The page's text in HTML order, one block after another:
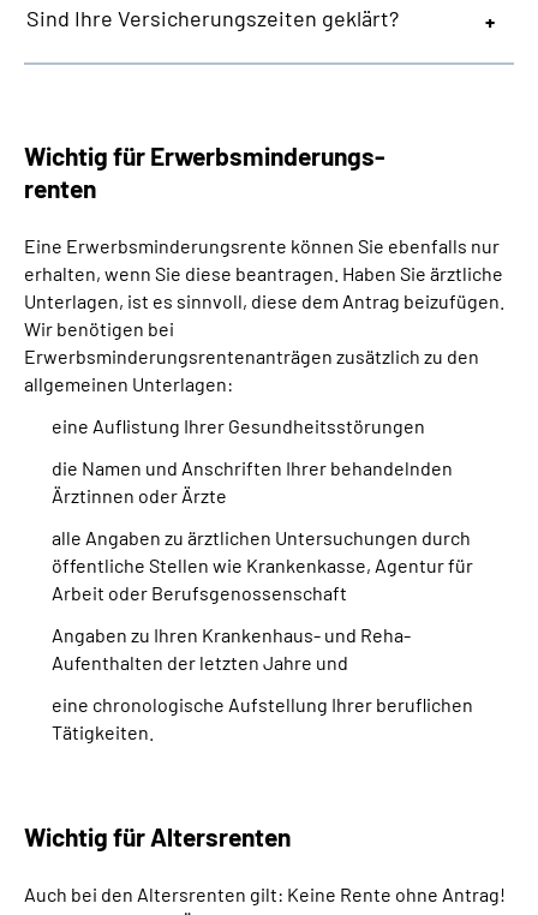
Sind Ihre Versicherungszeiten geklärt?
Wichtig für Erwerbsminderungs-
renten
Eine Erwerbsminderungsrente können Sie ebenfalls nur
erhalten, wenn Sie diese beantragen. Haben Sie ärztliche
Unterlagen, ist es sinnvoll, diese dem Antrag beizufügen.
Wir benötigen bei
Erwerbsminderungsrentenanträgen zusätzlich zu den
allgemeinen Unterlagen:
eine Auflistung Ihrer Gesundheitsstörungen
die Namen und Anschriften Ihrer behandelnden
Ärztinnen oder Ärzte
alle Angaben zu ärztlichen Untersuchungen durch
öffentliche Stellen wie Krankenkasse, Agentur für
Arbeit oder Berufsgenossenschaft
Angaben zu Ihren Krankenhaus- und Reha-
Aufenthalten der letzten Jahre und
eine chronologische Aufstellung Ihrer beruflichen
Tätigkeiten.
Wichtig für Altersrenten
Auch bei den Altersrenten gilt: Keine Rente ohne Antrag!